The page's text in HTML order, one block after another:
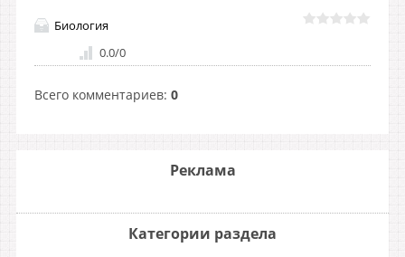
Биология
0.0/0
Всего комментариев: 0
Реклама
Категории раздела